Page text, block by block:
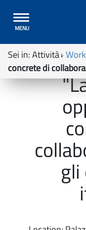
Toggle
navigation
MENU
Sei in:Attività
concrete di